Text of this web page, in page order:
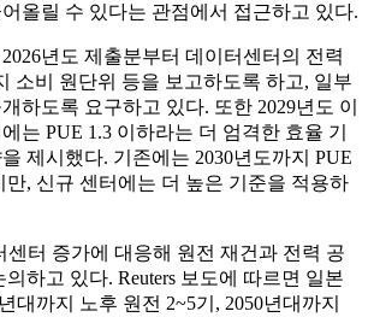
올릴 수 있다는 관점에서 접근하고 있다.
년도 제출분부터 데이터센터의 전력
소비 원단위 등을 보고하도록 하고, 일부
하도록 요구하고 있다. 또한 2029년도 이
는 PUE 1.3 이하라는 더 엄격한 효율 기
제시했다. 기존에는 2030년도까지 PUE
만, 신규 센터에는 더 높은 기준을 적용하
센터 증가에 대응해 원전 재건과 전력 공
하고 있다. Reuters 보도에 따르면 일본
대까지 노후 원전 2~5기, 2050년대까지